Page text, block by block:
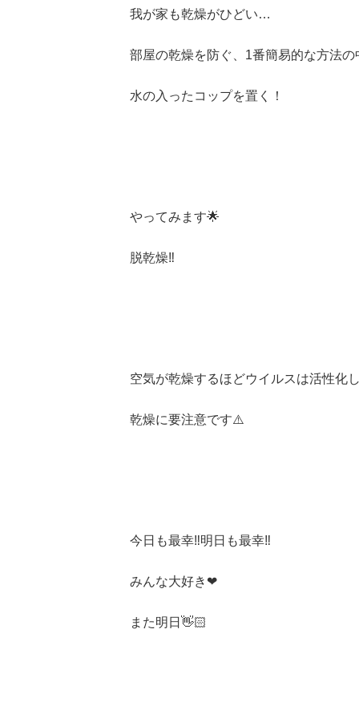
我が家も乾燥がひどい…
部屋の乾燥を防ぐ、1番簡易的な方法の
水の入ったコップを置く！
やってみます🌟
脱乾燥‼️
空気が乾燥するほどウイルスは活性化
乾燥に要注意です⚠️
今日も最幸‼️明日も最幸‼️
みんな大好き❤
また明日👋🏻